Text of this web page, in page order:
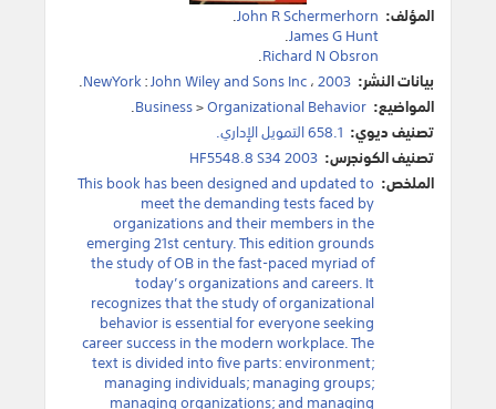
المؤلف: John R Schermerhorn
.
James G Hunt
.
Richard N Obsron
.
بيانات النشر:
NewYork:John Wiley and Sons Inc،2003
.
المواضيع:
Business>Organizational Behavior
.
تصنيف ديوي: 658.1 التمويل الإداري.
تصنيف الكونجرس: HF5548.8 S34 2003
الملخص: This book has been designed and updated to
meet the demanding tests faced by
organizations and their members in the
emerging 21st century. This edition grounds
the study of OB in the fast-paced myriad of
today’s organizations and careers. It
recognizes that the study of organizational
behavior is essential for everyone seeking
career success in the modern workplace. The
text is divided into five parts: environment;
managing individuals; managing groups;
managing organizations; and managing